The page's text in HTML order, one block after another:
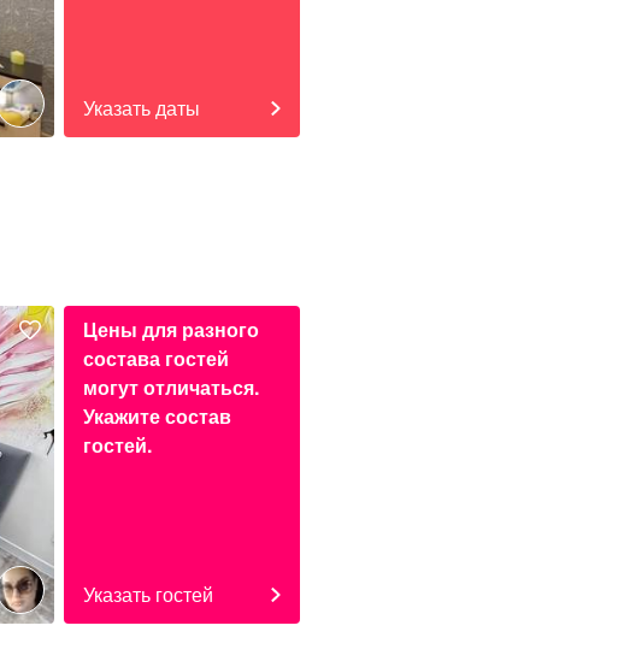
Указать даты
Цены для разного
состава гостей
могут отличаться.
Укажите состав
гостей.
Указать гостей